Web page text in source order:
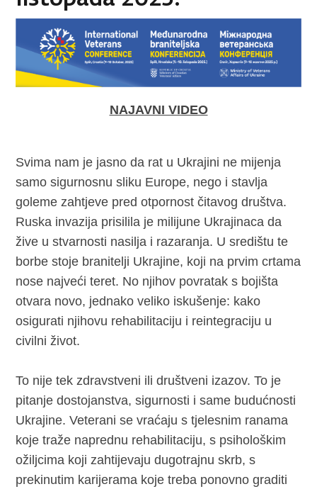
NAJAVNI VIDEO
Svima nam je jasno da rat u Ukrajini ne mijenja
samo sigurnosnu sliku Europe, nego i stavlja
goleme zahtjeve pred otpornost čitavog društva.
Ruska invazija prisilila je milijune Ukrajinaca da
žive u stvarnosti nasilja i razaranja. U središtu te
borbe stoje branitelji Ukrajine, koji na prvim crtama
nose najveći teret. No njihov povratak s bojišta
otvara novo, jednako veliko iskušenje: kako
osigurati njihovu rehabilitaciju i reintegraciju u
civilni život.
To nije tek zdravstveni ili društveni izazov. To je
pitanje dostojanstva, sigurnosti i same budućnosti
Ukrajine. Veterani se vraćaju s tjelesnim ranama
koje traže naprednu rehabilitaciju, s psihološkim
ožiljcima koji zahtijevaju dugotrajnu skrb, s
prekinutim karijerama koje treba ponovno graditi